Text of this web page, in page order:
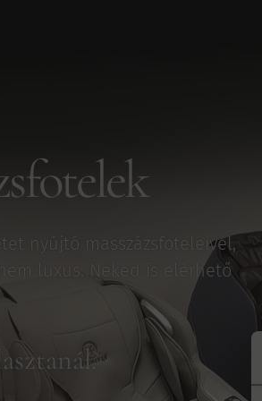
nyújtó masszázsfoteleivel,
luxus. Neked is elérhető